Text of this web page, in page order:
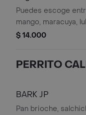
Puedes escoge
mango, maracuya,
$ 14.000
PERRITO
BARK JP
Pan brioche,